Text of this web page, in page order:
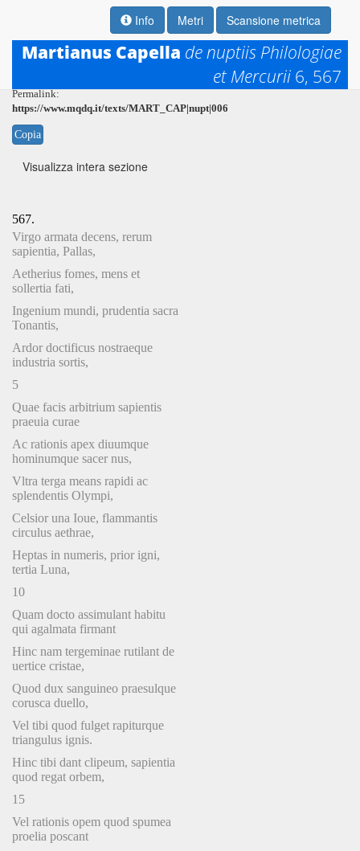
Info Metri Scansione metrica
Martianus Capella de nuptiis Philologiae
et Mercurii6, 567
Permalink:
https://www.mqdq.it/texts/MART_CAP|nupt|006
Copia
Visualizza intera sezione
567.
Virgo armata decens, rerum
sapientia, Pallas,
Aetherius fomes, mens et
sollertia fati,
Ingenium mundi, prudentia sacra
Tonantis,
Ardor doctificus nostraeque
industria sortis,
5
Quae facis arbitrium sapientis
praeuia curae
Ac rationis apex diuumque
hominumque sacer nus,
Vltra terga means rapidi ac
splendentis Olympi,
Celsior una Ioue, flammantis
circulus aethrae,
Heptas in numeris, prior igni,
tertia Luna,
10
Quam docto assimulant habitu
qui agalmata firmant
Hinc nam tergeminae rutilant de
uertice cristae,
Quod dux sanguineo praesulque
corusca duello,
Vel tibi quod fulget rapiturque
triangulus ignis.
Hinc tibi dant clipeum, sapientia
quod regat orbem,
15
Vel rationis opem quod spumea
proelia poscant